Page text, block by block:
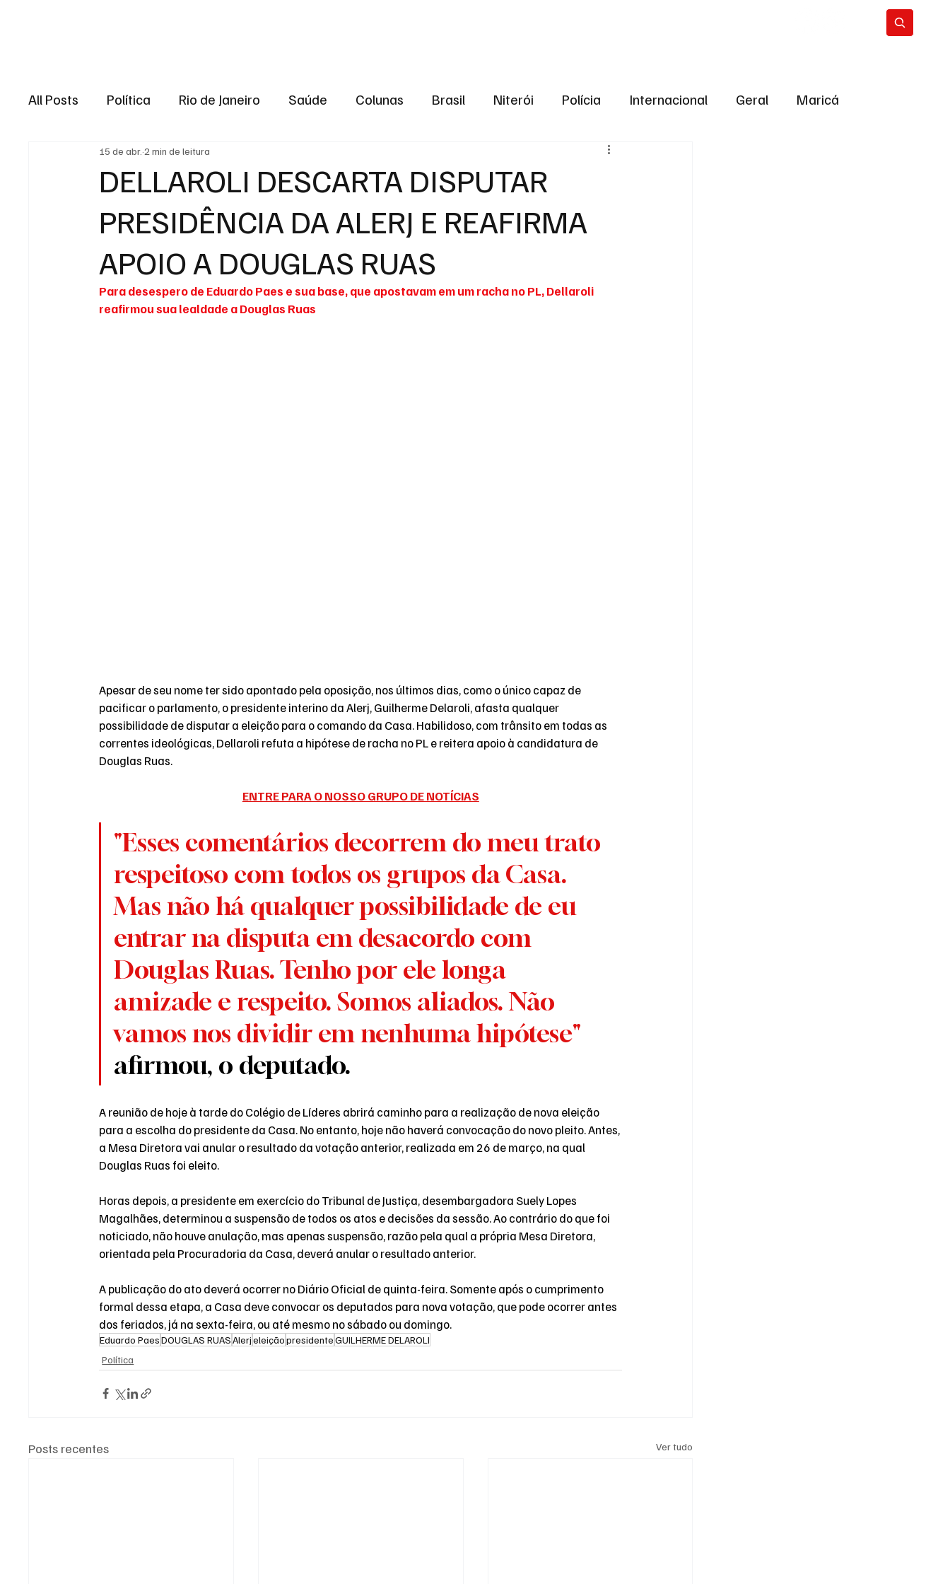
All Posts Política Rio de Janeiro Saúde Colunas Brasil Niterói Polícia Internacional Geral Maricá
Região dos lagos Baixada Fluminense Região Metropolitana
Esporte Niterói Zona Oeste Região serrana Economia Zona Norte
Entretenimento Serviço Eleições 2024 Norte Fluminense
DELLAROLI DESCARTA DISPUTAR
PRESIDÊNCIA DA ALERJ E REAFIRMA
APOIO A DOUGLAS RUAS
15 de abr. 2 min de leitura
Para desespero de Eduardo Paes e sua base, que apostavam em um racha no PL, Dellaroli
reafirmou sua lealdade a Douglas Ruas
Apesar de seu nome ter sido apontado pela oposição, nos últimos dias, como o único capaz de
pacificar o parlamento, o presidente interino da Alerj, Guilherme Delaroli, afasta qualquer
possibilidade de disputar a eleição para o comando da Casa. Habilidoso, com trânsito em todas as
correntes ideológicas, Dellaroli refuta a hipótese de racha no PL e reitera apoio à candidatura de
Douglas Ruas.
ENTRE PARA O NOSSO GRUPO DE NOTÍCIAS
"Esses comentários decorrem do meu trato
respeitoso com todos os grupos da Casa.
Mas não há qualquer possibilidade de eu
entrar na disputa em desacordo com
Douglas Ruas. Tenho por ele longa
amizade e respeito. Somos aliados. Não
vamos nos dividir em nenhuma hipótese"
afirmou, o deputado.
A reunião de hoje à tarde do Colégio de Líderes abrirá caminho para a realização de nova eleição
para a escolha do presidente da Casa. No entanto, hoje não haverá convocação do novo pleito. Antes,
a Mesa Diretora vai anular o resultado da votação anterior, realizada em 26 de março, na qual
Douglas Ruas foi eleito.
Horas depois, a presidente em exercício do Tribunal de Justiça, desembargadora Suely Lopes
Magalhães, determinou a suspensão de todos os atos e decisões da sessão. Ao contrário do que foi
noticiado, não houve anulação, mas apenas suspensão, razão pela qual a própria Mesa Diretora,
orientada pela Procuradoria da Casa, deverá anular o resultado anterior.
A publicação do ato deverá ocorrer no Diário Oficial de quinta-feira. Somente após o cumprimento
formal dessa etapa, a Casa deve convocar os deputados para nova votação, que pode ocorrer antes
dos feriados, já na sexta-feira, ou até mesmo no sábado ou domingo.
Eduardo PaesDOUGLAS RUASAlerjeleiçãopresidenteGUILHERME DELAROLI
Política
Posts recentes Ver tudo